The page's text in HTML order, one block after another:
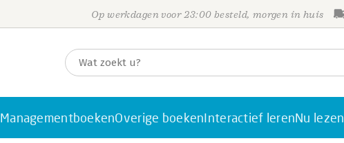
Op werkdagen voor 23:00 besteld, morgen in huis
ManagementboekenOverige boekenInteractief lerenNu lezen